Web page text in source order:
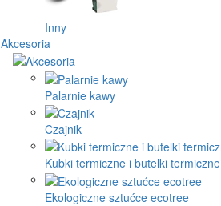
Inny
Akcesoria
Palarnie kawy
Czajnik
Kubki termiczne i butelki termiczne
Ekologiczne sztućce ecotree